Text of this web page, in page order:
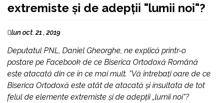
extremiste și de adepții "lumii noi"?
lun oct. 21 , 2019
Deputatul PNL, Daniel Gheorghe, ne explică printr-o
postare pe Facebook de ce Biserica Ortodoxă Română
este atacată din ce în ce mai mult. ”Vă întrebați oare de ce
Biserica Ortodoxă este atât de atacată și insultata de tot
felul de elemente extremiste și de adepții „lumii noi”?